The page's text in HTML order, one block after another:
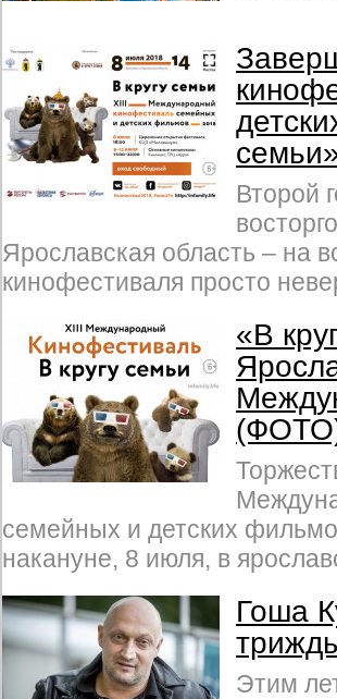
Второй
Ярославская область – на
кинофестиваля просто
«В
семейных и детских
накануне, 8 июля, в
Гоша
Этим